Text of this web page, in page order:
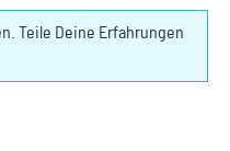
Teile Deine Erfahrungen